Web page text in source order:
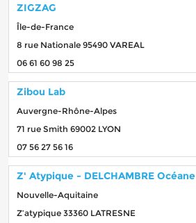
ZIGZAG
Île-de-France
8 rue Nationale 95490 VAREAL
06 61 60 98 25
Zibou Lab
Auvergne-Rhône-Alpes
71 rue Smith 69002 LYON
07 56 27 56 16
Z' Atypique - DELCHAMBRE Océane
Nouvelle-Aquitaine
Z’atypique 33360 LATRESNE